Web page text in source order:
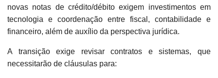
novas notas de crédito/débito exigem investimentos em
tecnologia e coordenação entre fiscal, contabilidade e
financeiro, além de auxílio da perspectiva jurídica.
A transição exige revisar contratos e sistemas, que
necessitarão de cláusulas para: